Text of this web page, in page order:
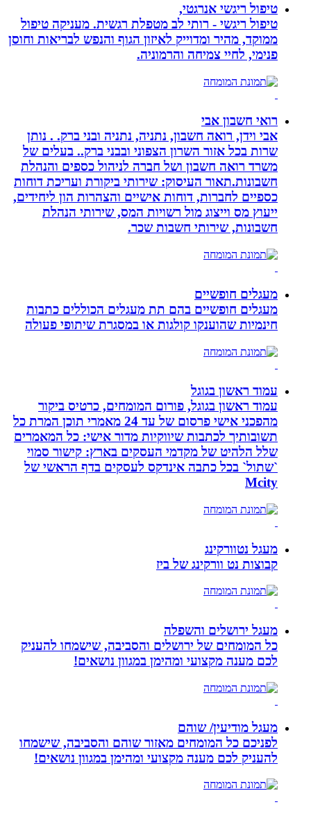
טיפול ריגשי אנרגטי,
טיפול ריגשי - רותי לב מטפלת רגשית. מעניקה טיפול
ממוקד, מהיר ומדוייק לאיזון הגוף והנפש לבריאות וחוסן
פנימי, לחיי צמיחה והרמוניה.
רואי חשבון אבי
אבי וידן, רואה חשבון, נתניה, נתניה ובני ברק. . נותן
שרות בכל אזור השרון הצפוני ובבני ברק.. בעלים של
משרד רואה חשבון ושל חברה לניהול כספים והנהלת
חשבונות.תאור העיסוק: שירותי ביקורת ועריכת דוחות
כספיים לחברות, דוחות אישיים והצהרות הון ליחידים,
ייעוץ מס וייצוג מול רשויות המס, שירותי הנהלת
חשבונות, שירותי חשבות שכר.
מעגלים חופשיים
מעגלים חופשיים בהם תת מעגלים הכוללים כתבות
חינמיות שהוענקו קולגות או במסגרת שיתופי פעולה
עמוד ראשון בגוגל
עמוד ראשון בגוגל, פורום המומחים, כרטיס ביקור
מהפכני אישי פרסום של עד 24 מאמרי תוכן המרת כל
תשובותיך לכתבות שיווקיות מדור אישי: כל המאמרים
שלל הלהיט של מקדמי העסקים בארץ: קישור סמוי
`שתול` בכל כתבה אינדקס לעסקים בדף הראשי של
Mcity
מעגל נטוורקינג
קבוצות נט וורקינג של ביז
מעגל ירושלים והשפלה
כל המומחים של ירושלים והסביבה, שישמחו להעניק
לכם מענה מקצועי ומהימן במגוון נושאים!
מעגל מודיעין/ שוהם
לפניכם כל המומחים מאזור שוהם והסביבה, שישמחו
להעניק לכם מענה מקצועי ומהימן במגוון נושאים!